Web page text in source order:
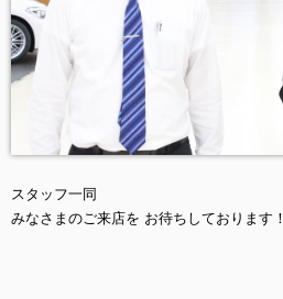
スタッフ一同
みなさまのご来店を お待ちしております！